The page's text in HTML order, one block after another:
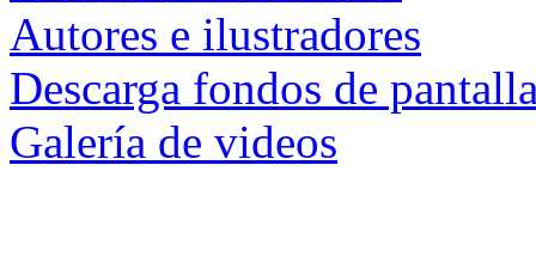
Autores e ilustradores
Descarga fondos de
Galería de videos